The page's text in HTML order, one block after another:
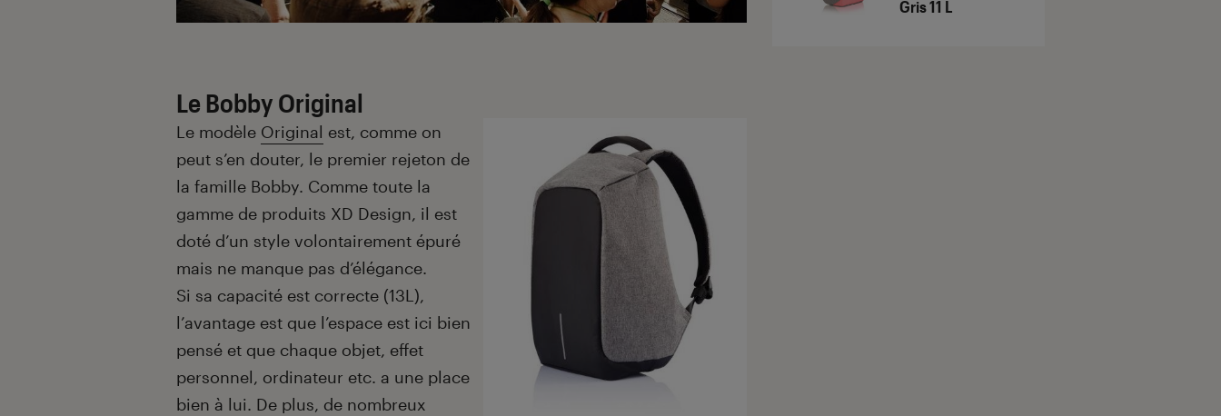
Le Bobby Original
Le modèle Original est, comme on
peut s’en douter, le premier rejeton de
la famille Bobby. Comme toute la
gamme de produits XD Design, il est
doté d’un style volontairement épuré
mais ne manque pas d’élégance.
Si sa capacité est correcte (13L),
l’avantage est que l’espace est ici bien
pensé et que chaque objet, effet
personnel, ordinateur etc. a une place
bien à lui. De plus, de nombreux
Gris 11 L